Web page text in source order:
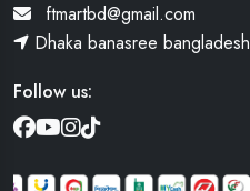
ftmartbd@gmail.com
Dhaka banasree bangladesh
Follow us: